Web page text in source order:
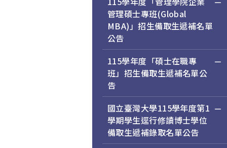
管理碩士專班(Global
MBA)」招生備取生遞補名單
公告
115學年度「碩士在職專
班」招生備取生遞補名單公
告
國立臺灣大學115學年度第1
學期學生逕行修讀博士學位
備取生遞補錄取名單公告